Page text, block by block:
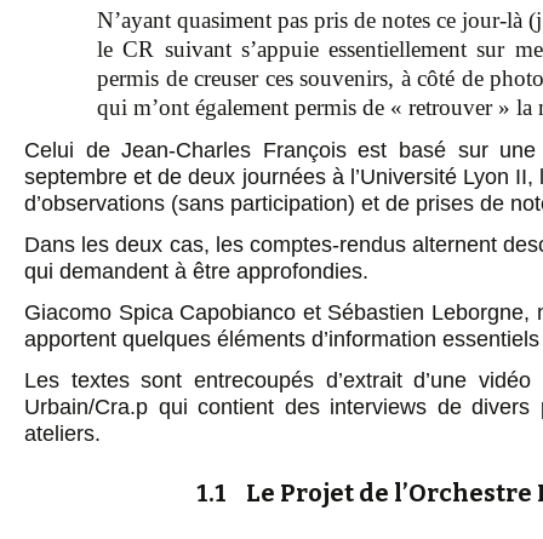
N’ayant quasiment pas pris de notes ce jour-là
le CR suivant s’appuie essentiellement sur
permis de creuser ces souvenirs, à côté de
qui m’ont également permis de « retrouver » la
Celui de Jean-Charles François est basé sur
septembre et de deux journées à l’Université Lyon
d’observations (sans participation) et de prises de
Dans les deux cas, les comptes-rendus alternent
qui demandent à être approfondies.
Giacomo Spica Capobianco et Sébastien Leborgne,
apportent quelques éléments d’information
Les textes sont entrecoupés d’extrait d’une
Urbain/Cra.p qui contient des interviews de
ateliers.
1.1 Le Projet de